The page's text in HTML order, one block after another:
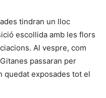
tindran un lloc
escollida amb les flors
Al vespre, com
passaran per
quedat exposades tot el